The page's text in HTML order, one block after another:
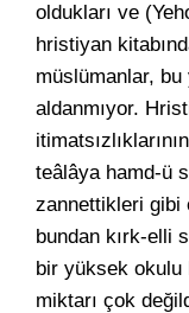
oldukları ve
hristiyan
müslümanlar, bu
aldanmıyor.
teâlâya hamd-ü
zannettikleri gibi
bundan kırk-elli
bir yüksek okulu
miktarı çok